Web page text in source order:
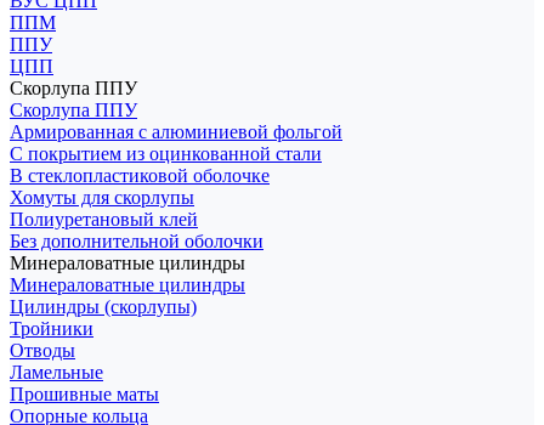
ППМ
ППУ
ЦПП
Скорлупа ППУ
Скорлупа ППУ
Армированная с алюминиевой фольгой
С покрытием из оцинкованной стали
В стеклопластиковой оболочке
Хомуты для скорлупы
Полиуретановый клей
Без дополнительной оболочки
Минераловатные цилиндры
Минераловатные цилиндры
Цилиндры (скорлупы)
Тройники
Отводы
Ламельные
Прошивные маты
Опорные кольца